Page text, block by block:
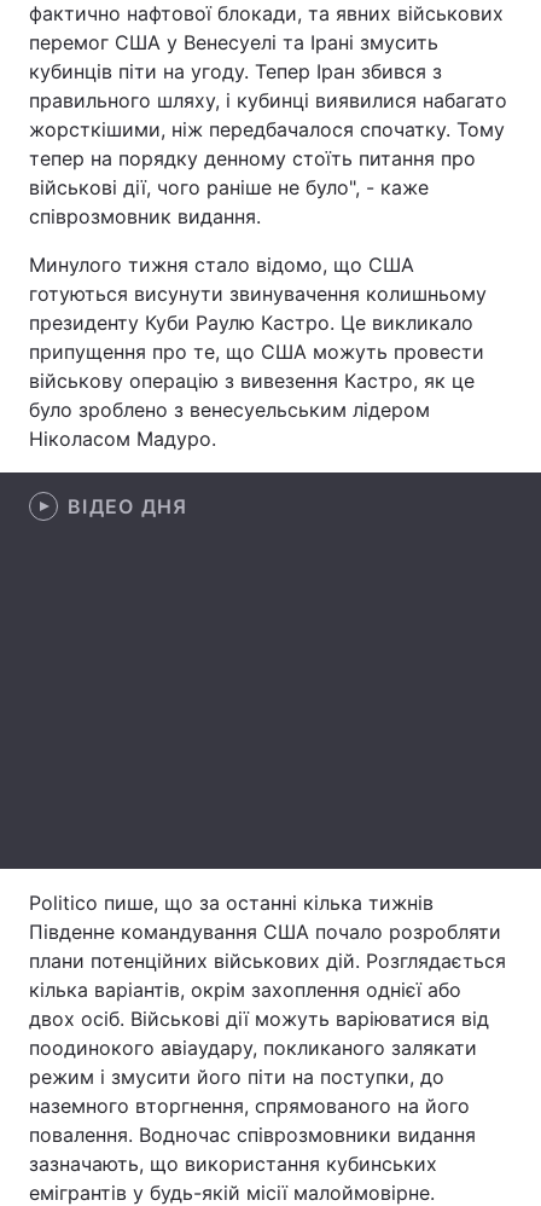
Екологія Регіони
Лонгріди
Відео з Youtube Статті
Інтерв'ю
Архів Вакансії
Послуги
фактично нафтової блокади, та явних військових
перемог США у Венесуелі та Ірані змусить
кубинців піти на угоду. Тепер Іран збився з
правильного шляху, і кубинці виявилися набагато
жорсткішими, ніж передбачалося спочатку. Тому
тепер на порядку денному стоїть питання про
військові дії, чого раніше не було", - каже
співрозмовник видання.
Минулого тижня стало відомо, що США
готуються висунути звинувачення колишньому
президенту Куби Раулю Кастро. Це викликало
припущення про те, що США можуть провести
військову операцію з вивезення Кастро, як це
було зроблено з венесуельським лідером
Ніколасом Мадуро.
ВІДЕО ДНЯ
Politico пише, що за останні кілька тижнів
Південне командування США почало розробляти
плани потенційних військових дій. Розглядається
кілька варіантів, окрім захоплення однієї або
двох осіб. Військові дії можуть варіюватися від
поодинокого авіаудару, покликаного залякати
режим і змусити його піти на поступки, до
наземного вторгнення, спрямованого на його
повалення. Водночас співрозмовники видання
зазначають, що використання кубинських
емігрантів у будь-якій місії малоймовірне.